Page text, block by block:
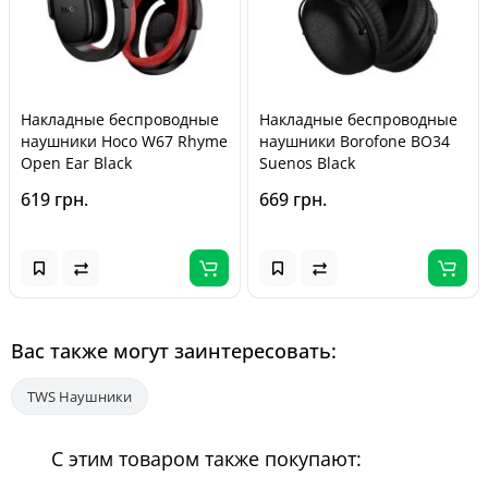
Накладные беспроводные
наушники Hoco W67 Rhyme
Open Ear Black
619 грн.
Накладные беспроводные
наушники Borofone BO34
Suenos Black
669 грн.
Вас также могут заинтересовать:
TWS Наушники
С этим товаром также покупают: